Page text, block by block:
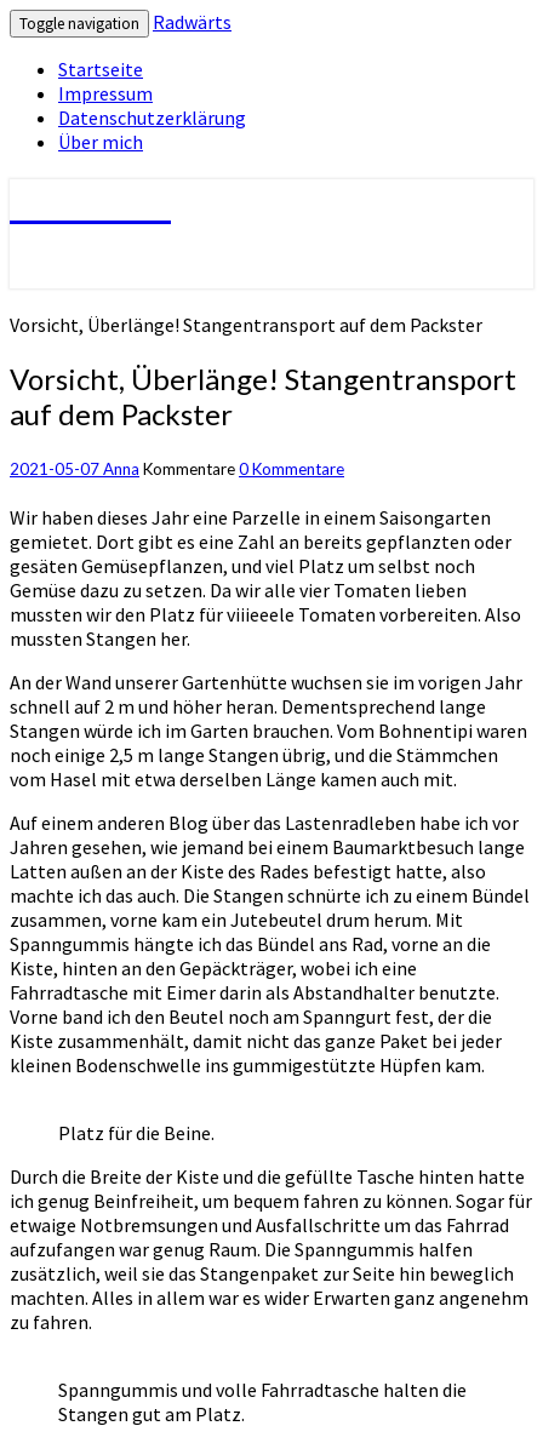
Toggle navigation
Radwärts
Startseite
Impressum
Datenschutzerklärung
Über mich
Vorsicht, Überlänge! Stangentransport auf dem Packster
Vorsicht, Überlänge! Stangentransport
auf dem Packster
2021-05-07Anna Kommentare0 Kommentare
Wir haben dieses Jahr eine Parzelle in einem Saisongarten
gemietet. Dort gibt es eine Zahl an bereits gepflanzten oder
gesäten Gemüsepflanzen, und viel Platz um selbst noch
Gemüse dazu zu setzen. Da wir alle vier Tomaten lieben
mussten wir den Platz für viiieeele Tomaten vorbereiten. Also
mussten Stangen her.
An der Wand unserer Gartenhütte wuchsen sie im vorigen Jahr
schnell auf 2 m und höher heran. Dementsprechend lange
Stangen würde ich im Garten brauchen. Vom Bohnentipi waren
noch einige 2,5 m lange Stangen übrig, und die Stämmchen
vom Hasel mit etwa derselben Länge kamen auch mit.
Auf einem anderen Blog über das Lastenradleben habe ich vor
Jahren gesehen, wie jemand bei einem Baumarktbesuch lange
Latten außen an der Kiste des Rades befestigt hatte, also
machte ich das auch. Die Stangen schnürte ich zu einem Bündel
zusammen, vorne kam ein Jutebeutel drum herum. Mit
Spanngummis hängte ich das Bündel ans Rad, vorne an die
Kiste, hinten an den Gepäckträger, wobei ich eine
Fahrradtasche mit Eimer darin als Abstandhalter benutzte.
Vorne band ich den Beutel noch am Spanngurt fest, der die
Kiste zusammenhält, damit nicht das ganze Paket bei jeder
kleinen Bodenschwelle ins gummigestützte Hüpfen kam.
Platz für die Beine.
Durch die Breite der Kiste und die gefüllte Tasche hinten hatte
ich genug Beinfreiheit, um bequem fahren zu können. Sogar für
etwaige Notbremsungen und Ausfallschritte um das Fahrrad
aufzufangen war genug Raum. Die Spanngummis halfen
zusätzlich, weil sie das Stangenpaket zur Seite hin beweglich
machten. Alles in allem war es wider Erwarten ganz angenehm
zu fahren.
Spanngummis und volle Fahrradtasche halten die
Stangen gut am Platz.